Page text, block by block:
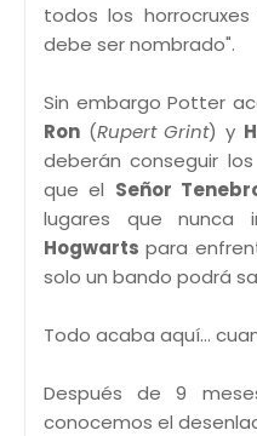
todos los
debe ser nombrado".
Sin embargo Potter
Ron (Rupert Grint) y
deberán conseguir
que el Señor
lugares que nunca
Hogwarts para
solo un bando podrá
Todo acaba aquí...
Después de 9
conocemos el